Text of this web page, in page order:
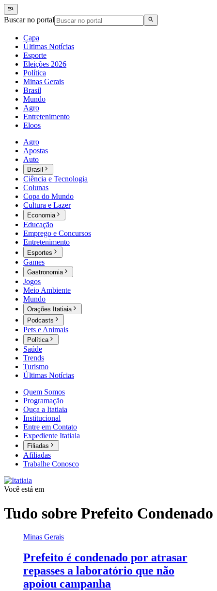
Buscar no portal
Capa
Últimas Notícias
Esporte
Eleições 2026
Política
Minas Gerais
Brasil
Mundo
Agro
Entretenimento
Eloos
Agro
Apostas
Auto
Brasil
Ciência e Tecnologia
Colunas
Copa do Mundo
Cultura e Lazer
Economia
Educação
Emprego e Concursos
Entretenimento
Esportes
Games
Gastronomia
Jogos
Meio Ambiente
Mundo
Orações Itatiaia
Podcasts
Pets e Animais
Política
Saúde
Trends
Turismo
Últimas Notícias
Quem Somos
Programação
Ouça a Itatiaia
Institucional
Entre em Contato
Expediente Itatiaia
Filiadas
Afiliadas
Trabalhe Conosco
Você está em
Tudo sobre Prefeito Condenado
Minas Gerais
Prefeito é condenado por atrasar
repasses a laboratório que não
apoiou campanha